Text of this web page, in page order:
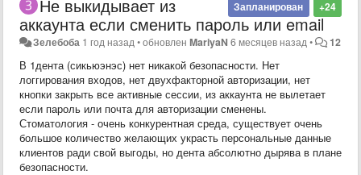
+24
Запланирован
Не выкидывает из
аккаунта если сменить пароль или email
Зелебоба 1 год назад•обновленMariyaN 6 месяцев назад• 12
В 1дента (сикьюэнэс) нет никакой безопасности. Нет
логгирования входов, нет двухфакторной авторизации, нет
кнопки закрыть все активные сессии, из аккаунта не вылетает
если пароль или почта для авторизации сменены.
Стоматология - очень конкурентная среда, существует очень
большое количество желающих украсть персональные данные
клиентов ради свой выгоды, но дента абсолютно дырява в плане
безопасности.